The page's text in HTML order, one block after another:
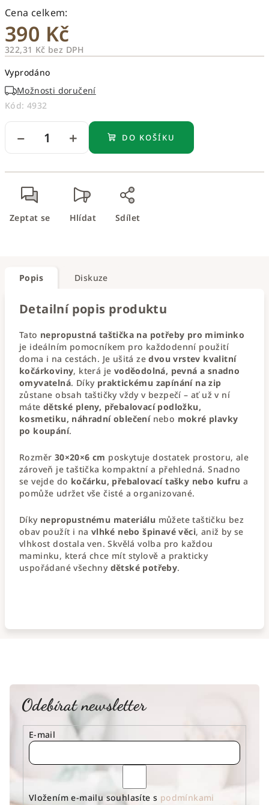
390 Kč
322,31 Kč bez DPH
cena:
Vyprodáno
Možnosti doručení
Kód: 4932
+
− DO KOŠÍKU
Zeptat se Hlídat Sdílet
Popis Diskuze
Detailní popis produktu
Tato nepropustná taštička na potřeby pro miminko
je ideálním pomocníkem pro každodenní použití
doma i na cestách. Je ušitá zedvou vrstev kvalitní
kočárkoviny, která je voděodolná, pevná a snadno
omyvatelná. Díky praktickému zapínání na zip
zůstane obsah taštičky vždy v bezpečí – ať už v ní
máte dětské pleny, přebalovací podložku,
kosmetiku, náhradní oblečenínebo mokré plavky
po koupání.
Rozměr 30×20×6 cm poskytuje dostatek prostoru, ale
zároveň je taštička kompaktní a přehledná. Snadno
se vejde do kočárku, přebalovací tašky nebo kufru a
pomůže udržet vše čisté a organizované.
Díky nepropustnému materiálu můžete taštičku bez
obav použít i na vlhké nebo špinavé věci, aniž by se
vlhkost dostala ven. Skvělá volba pro každou
maminku, která chce mít stylově a prakticky
uspořádané všechny dětské potřeby.
Odebírat newsletter
E-mail
Vložením e-mailu souhlasíte s podmínkami